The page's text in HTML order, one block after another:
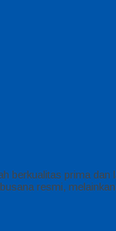
berkualitas prima
resmi,